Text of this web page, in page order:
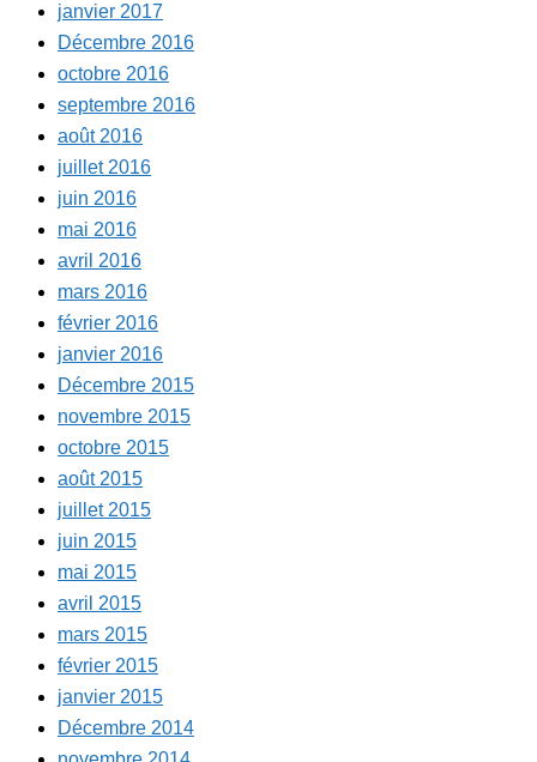
janvier 2017
Décembre 2016
octobre 2016
septembre 2016
août 2016
juillet 2016
juin 2016
mai 2016
avril 2016
mars 2016
février 2016
janvier 2016
Décembre 2015
novembre 2015
octobre 2015
août 2015
juillet 2015
juin 2015
mai 2015
avril 2015
mars 2015
février 2015
janvier 2015
Décembre 2014